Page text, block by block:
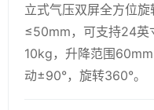
立式气压双屏全方位
≤50mm，可支持24英
10kg，升降范围
动±90°，旋转360°。